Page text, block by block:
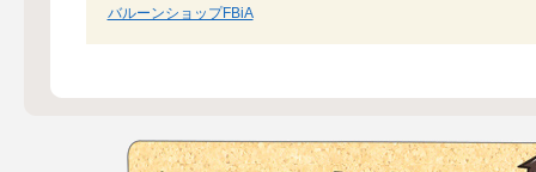
バルーンショップFBiA